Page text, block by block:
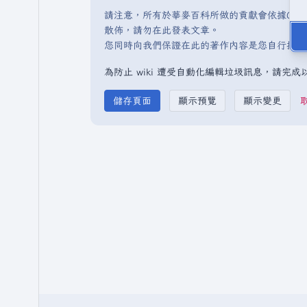
請注意，所有於華麥百科所做的貢獻會依據
散佈，請勿在此發表文章。
您同時向我們保證在此的著作內容是您自行撰
為防止 wiki 遭受自動化編輯垃圾訊息，請完成